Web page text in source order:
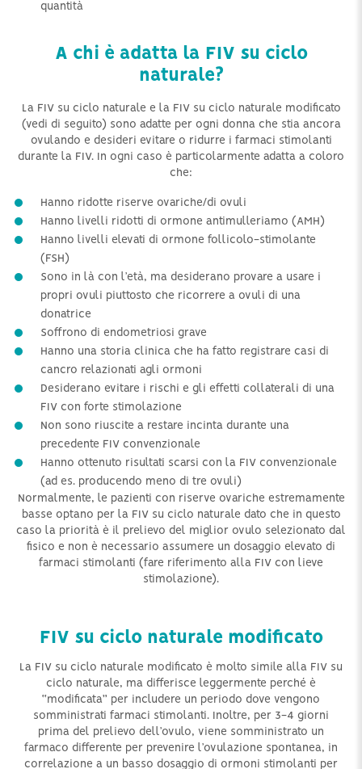
quantità
A chi è adatta la FIV su ciclo
naturale?
La FIV su ciclo naturale e la FIV su ciclo naturale modificato
(vedi di seguito) sono adatte per ogni donna che stia ancora
ovulando e desideri evitare o ridurre i farmaci stimolanti
durante la FIV. In ogni caso è particolarmente adatta a coloro
che:
Hanno ridotte riserve ovariche/di ovuli
Hanno livelli ridotti di ormone antimulleriamo (AMH)
Hanno livelli elevati di ormone follicolo-stimolante
(FSH)
Sono in là con l’età, ma desiderano provare a usare i
propri ovuli piuttosto che ricorrere a ovuli di una
donatrice
Soffrono di endometriosi grave
Hanno una storia clinica che ha fatto registrare casi di
cancro relazionati agli ormoni
Desiderano evitare i rischi e gli effetti collaterali di una
FIV con forte stimolazione
Non sono riuscite a restare incinta durante una
precedente FIV convenzionale
Hanno ottenuto risultati scarsi con la FIV convenzionale
(ad es. producendo meno di tre ovuli)
Normalmente, le pazienti con riserve ovariche estremamente
basse optano per la FIV su ciclo naturale dato che in questo
caso la priorità è il prelievo del miglior ovulo selezionato dal
fisico e non è necessario assumere un dosaggio elevato di
farmaci stimolanti (fare riferimento alla FIV con lieve
stimolazione).
FIV su ciclo naturale modificato
La FIV su ciclo naturale modificato è molto simile alla FIV su
ciclo naturale, ma differisce leggermente perché è
“modificata” per includere un periodo dove vengono
somministrati farmaci stimolanti. Inoltre, per 3-4 giorni
prima del prelievo dell’ovulo, viene somministrato un
farmaco differente per prevenire l’ovulazione spontanea, in
correlazione a un basso dosaggio di ormoni stimolanti per